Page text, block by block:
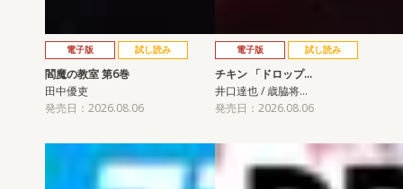
電子版 試し読み
閻魔の教室 第6巻
田中優吏
発売日：2026.08.06
電子版 試し読み
チキン 「ドロップ…
井口達也 / 歳脇将…
発売日：2026.08.06